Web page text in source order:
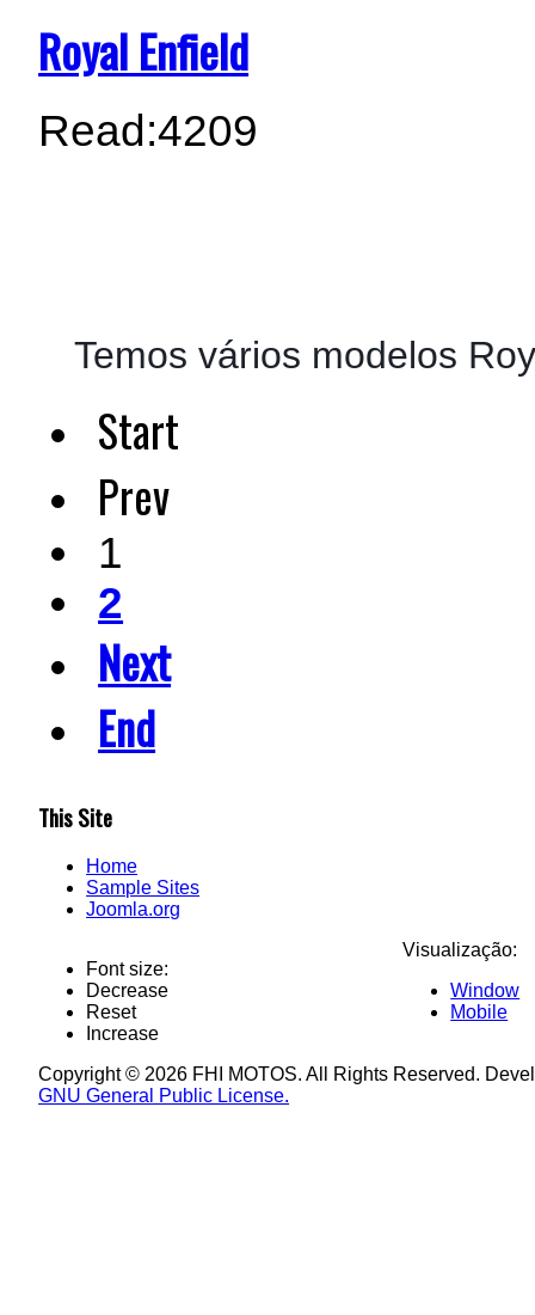
Royal Enfield
Read:4209
Temos vários modelos
Start
Prev
1
2
Next
End
This Site
Home
Sample Sites
Joomla.org
Font size:
Decrease
Reset
Increase
Visualização:
Window
Mobile
Copyright © 2026 FHI MOTOS. All Rights Reserved.
GNU General Public License.